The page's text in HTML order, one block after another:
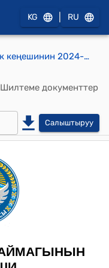
KG RU
Салам-Алик айылдык кеңешинин 2024-жылдын 19-апрелиндеги №25 15 жаш айылынын тургуну Байназаров Жумакадыр Мураталиевичтин жеке менчик турак- жай участкасынын максаттык багытын өзгөртүп, намазкана куруу үчүн 0,04га жер аянтын ажыратуу жөнүндө жөнүндө токтому
Шилтеме документтер
Салыштыруу